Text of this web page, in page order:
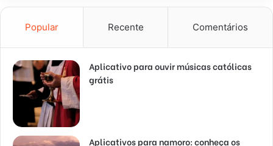
Popular Recente Comentários
Aplicativo para ouvir músicas católicas
grátis
Aplicativos para namoro: conheça os